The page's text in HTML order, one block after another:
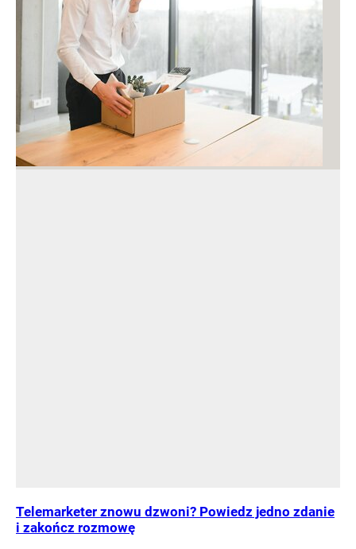
Telemarketer znowu dzwoni? Powiedz jedno zdanie
i zakończ rozmowę